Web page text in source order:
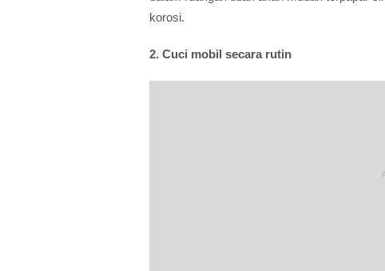
korosi.
2. Cuci mobil secara rutin